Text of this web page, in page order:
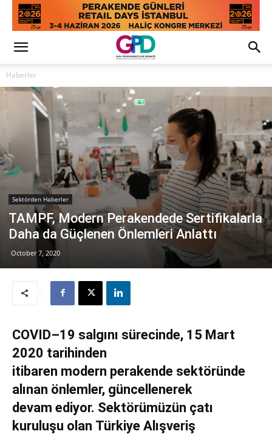
Haberler
Sektörden Haberler
TAMPF, Modern Perakendede Sertifikalarla
Daha da Güçlenen Önlemleri Anlattı
October 7, 2020
COVID–19 salgını sürecinde, 15 Mart
2020 tarihinden
itibaren modern perakende sektöründe
alınan önlemler, güncellenerek
devam ediyor. Sektörümüzün çatı
kuruluşu olan Türkiye Alışveriş